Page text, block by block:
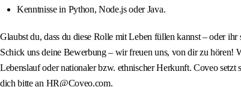
Kenntnisse in Python, Node.js oder Java.
Glaubst du, dass du diese Rolle mit Leben füllen kannst – oder
Schick uns deine Bewerbung – wir freuen uns, von dir zu
Lebenslauf oder nationaler bzw. ethnischer Herkunft. Coveo
dich bitte an HR@Coveo.com.